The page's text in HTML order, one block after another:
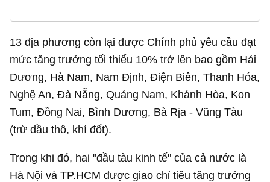
13 địa phương còn lại được Chính phủ yêu cầu đạt
mức tăng trưởng tối thiểu 10% trở lên bao gồm Hải
Dương, Hà Nam, Nam Định, Điện Biên, Thanh Hóa,
Nghệ An, Đà Nẵng, Quảng Nam, Khánh Hòa, Kon
Tum, Đồng Nai, Bình Dương, Bà Rịa - Vũng Tàu
(trừ dầu thô, khí đốt).
Trong khi đó, hai "đầu tàu kinh tế" của cả nước là
Hà Nội và TP.HCM được giao chỉ tiêu tăng trưởng